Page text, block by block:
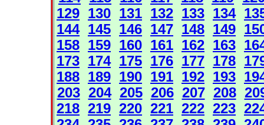
129 130 131 132 133 134
144 145 146 147 148 149
158 159 160 161 162 163
173 174 175 176 177 178
188 189 190 191 192 193
203 204 205 206 207 208
218 219 220 221 222 223